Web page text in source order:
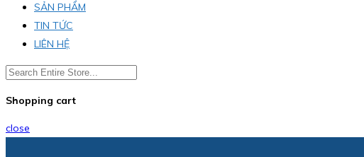
SẢN PHẨM
TIN TỨC
LIÊN HỆ
Shopping cart
close